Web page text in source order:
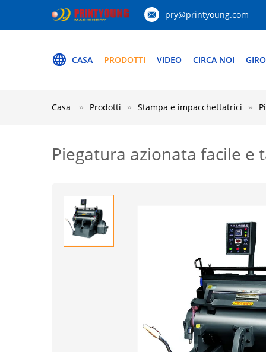
pry@printyoung.com
CASA PRODOTTI VIDEO CIRCA NOI
Casa Prodotti Stampa e impacchettatrici
Piegatura azionata facile e